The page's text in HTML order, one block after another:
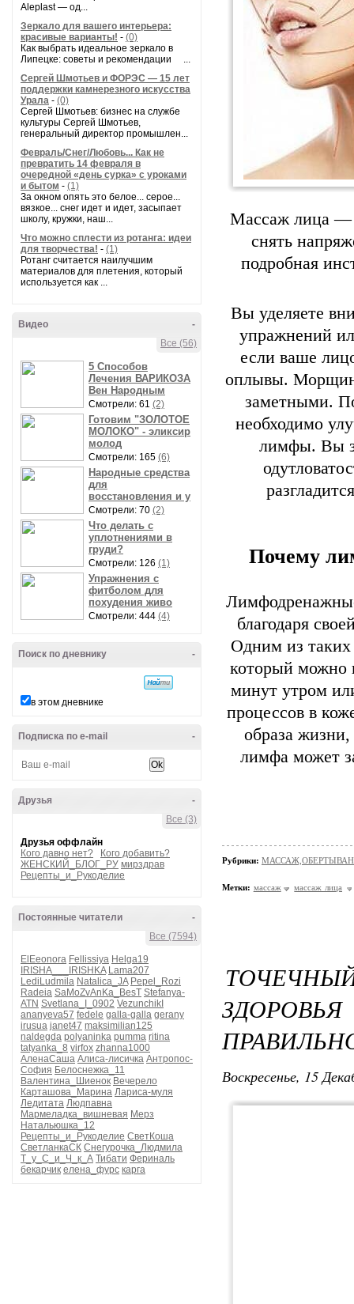
Aleplast — од...
Зеркало для вашего интерьера:
красивые варианты! - (0)
Как выбрать идеальное зеркало в
Липецке: советы и рекомендации ...
Сергей Шмотьев и ФОРЭС — 15 лет
поддержки камнерезного искусства
Урала - (0)
Сергей Шмотьев: бизнес на службе
культуры Сергей Шмотьев,
генеральный директор промышлен...
Февраль/Снег/Любовь... Как не
превратить 14 февраля в
очередной «день сурка» с уроками
и бытом - (1)
За окном опять это белое... серое...
вязкое... снег идет и идет, засыпает
школу, кружки, наш...
Что можно сплести из ротанга: идеи
для творчества! - (1)
Ротанг считается наилучшим
материалов для плетения, который
используется как ...
-
Видео
Все (56)
5 Способов
Лечения ВАРИКОЗА
Вен Народным
Смотрели: 61 (2)
Готовим "ЗОЛОТОЕ
МОЛОКО" - эликсир
молод
Смотрели: 165 (6)
Народные средства
для
восстановления и у
Смотрели: 70 (2)
Что делать с
уплотнениями в
груди?
Смотрели: 126 (1)
Упражнения с
фитболом для
похудения живо
Смотрели: 444 (4)
-
Поиск по дневнику
в этом дневнике
-
Подписка по e-mail
-
Друзья
Все (3)
Друзья оффлайн
Кого давно нет?
Кого добавить?
ЖЕНСКИЙ_БЛОГ_РУ мирздрав
Рецепты_и_Рукоделие
-
Постоянные читатели
Все (7594)
ElEeonora Fellissiya Helga19
IRISHA___IRISHKA Lama207
LediLudmila Natalica_JA Pepel_Rozi
Radeia SaMoZvAnKa_BesT Stefanya-
ATN Svetlana_I_0902 VezunchikI
ananyeva57 fedele galla-galla gerany
irusua janet47 maksimilian125
naldegda polyaninka pumma ritina
tatyanka_8 virfox zhanna1000
АленаСаша Алиса-лисичка Антропос-
София Белоснежка_11
Валентина_Шиенок Вечерело
Карташова_Марина Лариса-муля
Ледитата Людпавна
Мармеладка_вишневая Мерз
Натальюшка_12
Рецепты_и_Рукоделие СветКоша
СветланкаСК Снегурочка_Людмила
Т_у_С_и_Ч_к_А Тибати Фериналь
бекарчик елена_фурс карга
Массаж лица —
снять
подробная
Вы уделяете
упражнений
если ваше
оплывы.
заметными.
необходимо
лимфы. Вы
Почему
благодаря
Одним из
который можно
минут утром
процессов в
образа
лимфа может
Рубрики:
Метки: массаж массаж лица
Воскресенье, 15